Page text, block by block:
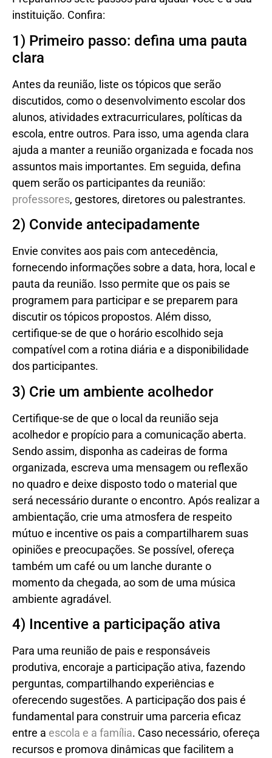
instituição. Confira:
1) Primeiro passo: defina uma pauta
clara
Antes da reunião, liste os tópicos que serão
discutidos, como o desenvolvimento escolar dos
alunos, atividades extracurriculares, políticas da
escola, entre outros. Para isso, uma agenda clara
ajuda a manter a reunião organizada e focada nos
assuntos mais importantes. Em seguida, defina
quem serão os participantes da reunião:
professores, gestores, diretores ou palestrantes.
2) Convide antecipadamente
Envie convites aos pais com antecedência,
fornecendo informações sobre a data, hora, local e
pauta da reunião. Isso permite que os pais se
programem para participar e se preparem para
discutir os tópicos propostos. Além disso,
certifique-se de que o horário escolhido seja
compatível com a rotina diária e a disponibilidade
dos participantes.
3) Crie um ambiente acolhedor
Certifique-se de que o local da reunião seja
acolhedor e propício para a comunicação aberta.
Sendo assim, disponha as cadeiras de forma
organizada, escreva uma mensagem ou reflexão
no quadro e deixe disposto todo o material que
será necessário durante o encontro. Após realizar a
ambientação, crie uma atmosfera de respeito
mútuo e incentive os pais a compartilharem suas
opiniões e preocupações. Se possível, ofereça
também um café ou um lanche durante o
momento da chegada, ao som de uma música
ambiente agradável.
4) Incentive a participação ativa
Para uma reunião de pais e responsáveis
produtiva, encoraje a participação ativa, fazendo
perguntas, compartilhando experiências e
oferecendo sugestões. A participação dos pais é
fundamental para construir uma parceria eficaz
entre a escola e a família. Caso necessário, ofereça
recursos e promova dinâmicas que facilitem a